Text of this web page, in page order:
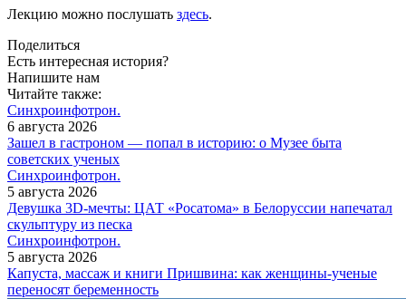
Лекцию можно послушать здесь.
Поделиться
Есть интересная история?
Напишите нам
Читайте также:
Синхроинфотрон.
6 августа 2026
Зашел в гастроном — попал в историю: о Музее быта
советских ученых
Синхроинфотрон.
5 августа 2026
Девушка 3D-мечты: ЦАТ «Росатома» в Белоруссии напечатал
скульптуру из песка
Синхроинфотрон.
5 августа 2026
Капуста, массаж и книги Пришвина: как женщины-ученые
переносят беременность